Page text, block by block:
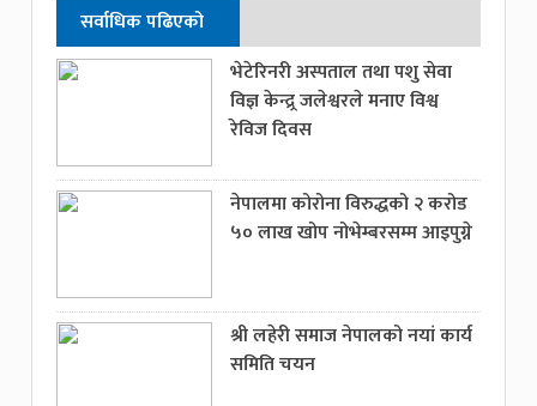
सर्वाधिक पढिएको
भेटेरिनरी अस्पताल तथा पशु सेवा
विज्ञ केन्द्र्र जलेश्वरले मनाए विश्व
रेविज दिवस
नेपालमा कोरोना विरुद्धको २ करोड
५० लाख खोप नोभेम्बरसम्म आइपुग्ने
श्री लहेरी समाज नेपालको नयां कार्य
समिति चयन